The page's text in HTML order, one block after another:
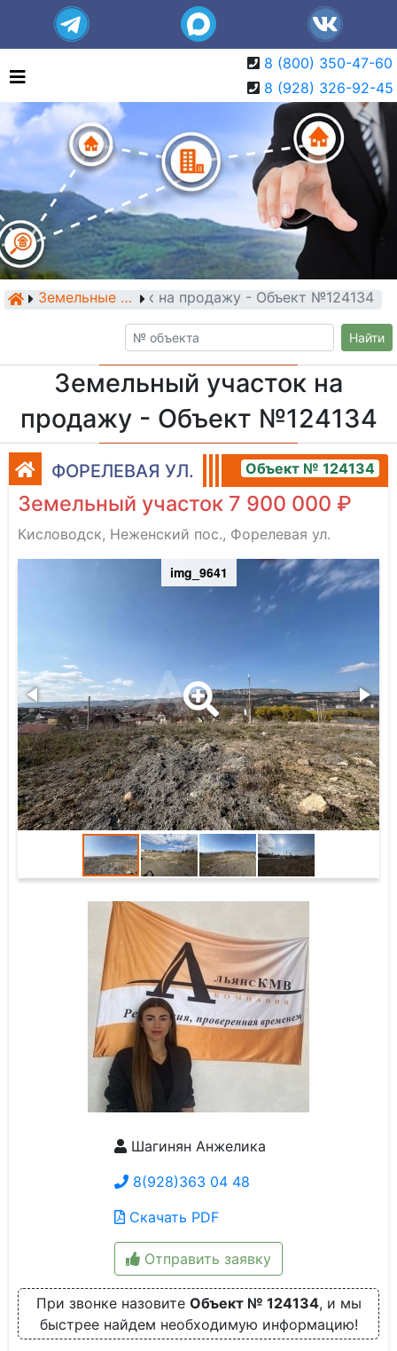
8 (800) 350-47-60
8 (928) 326-92-45
Земельные участки
Земельный участок на продажу - Объект №124134
Найти
Земельный участок на
продажу - Объект №124134
ФОРЕЛЕВАЯ УЛ. Объект № 124134
Земельный участок 7 900 000 ₽
Кисловодск, Неженский пос., Форелевая ул.
img_9641
Шагинян Анжелика
8(928)363 04 48
Скачать PDF
Отправить заявку
При звонке назовите Объект № 124134, и мы
быстрее найдем необходимую информацию!